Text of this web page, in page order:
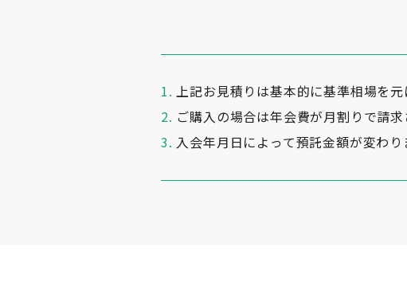
上記お見積りは基本的に基準相場を
ご購入の場合は年会費が月割りで請
入会年月日によって預託金額が変わ